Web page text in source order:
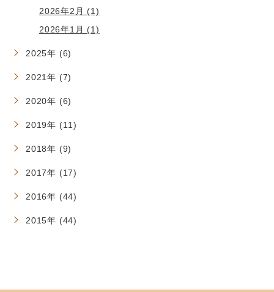
2026年2月 (1)
2026年1月 (1)
2025年 (6)
2021年 (7)
2020年 (6)
2019年 (11)
2018年 (9)
2017年 (17)
2016年 (44)
2015年 (44)